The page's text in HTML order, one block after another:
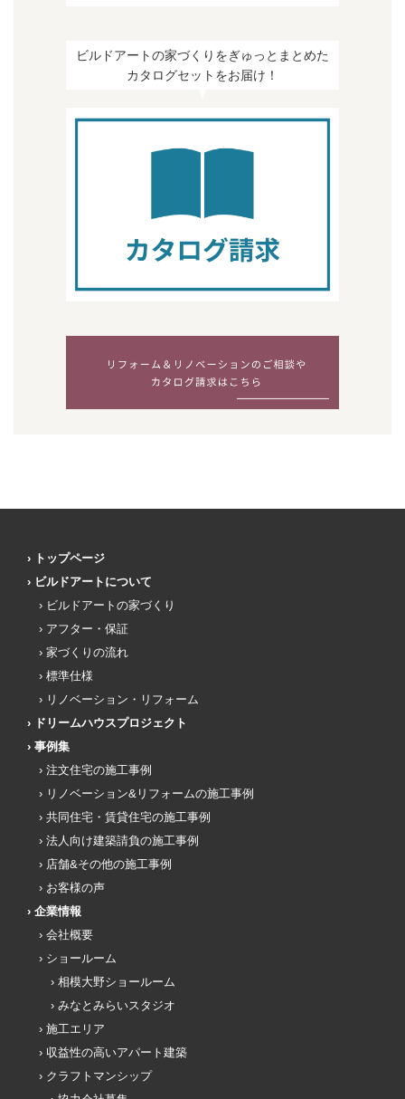
ビルドアートの家づくりをぎゅっとまとめた
カタログセットをお届け！
トップページ
ビルドアートについて
ビルドアートの家づくり
アフター・保証
家づくりの流れ
標準仕様
リノベーション・リフォーム
ドリームハウスプロジェクト
事例集
注文住宅の施工事例
リノベーション&リフォームの施工事例
共同住宅・賃貸住宅の施工事例
法人向け建築請負の施工事例
店舗&その他の施工事例
お客様の声
企業情報
会社概要
ショールーム
相模大野ショールーム
みなとみらいスタジオ
施工エリア
収益性の高いアパート建築
クラフトマンシップ